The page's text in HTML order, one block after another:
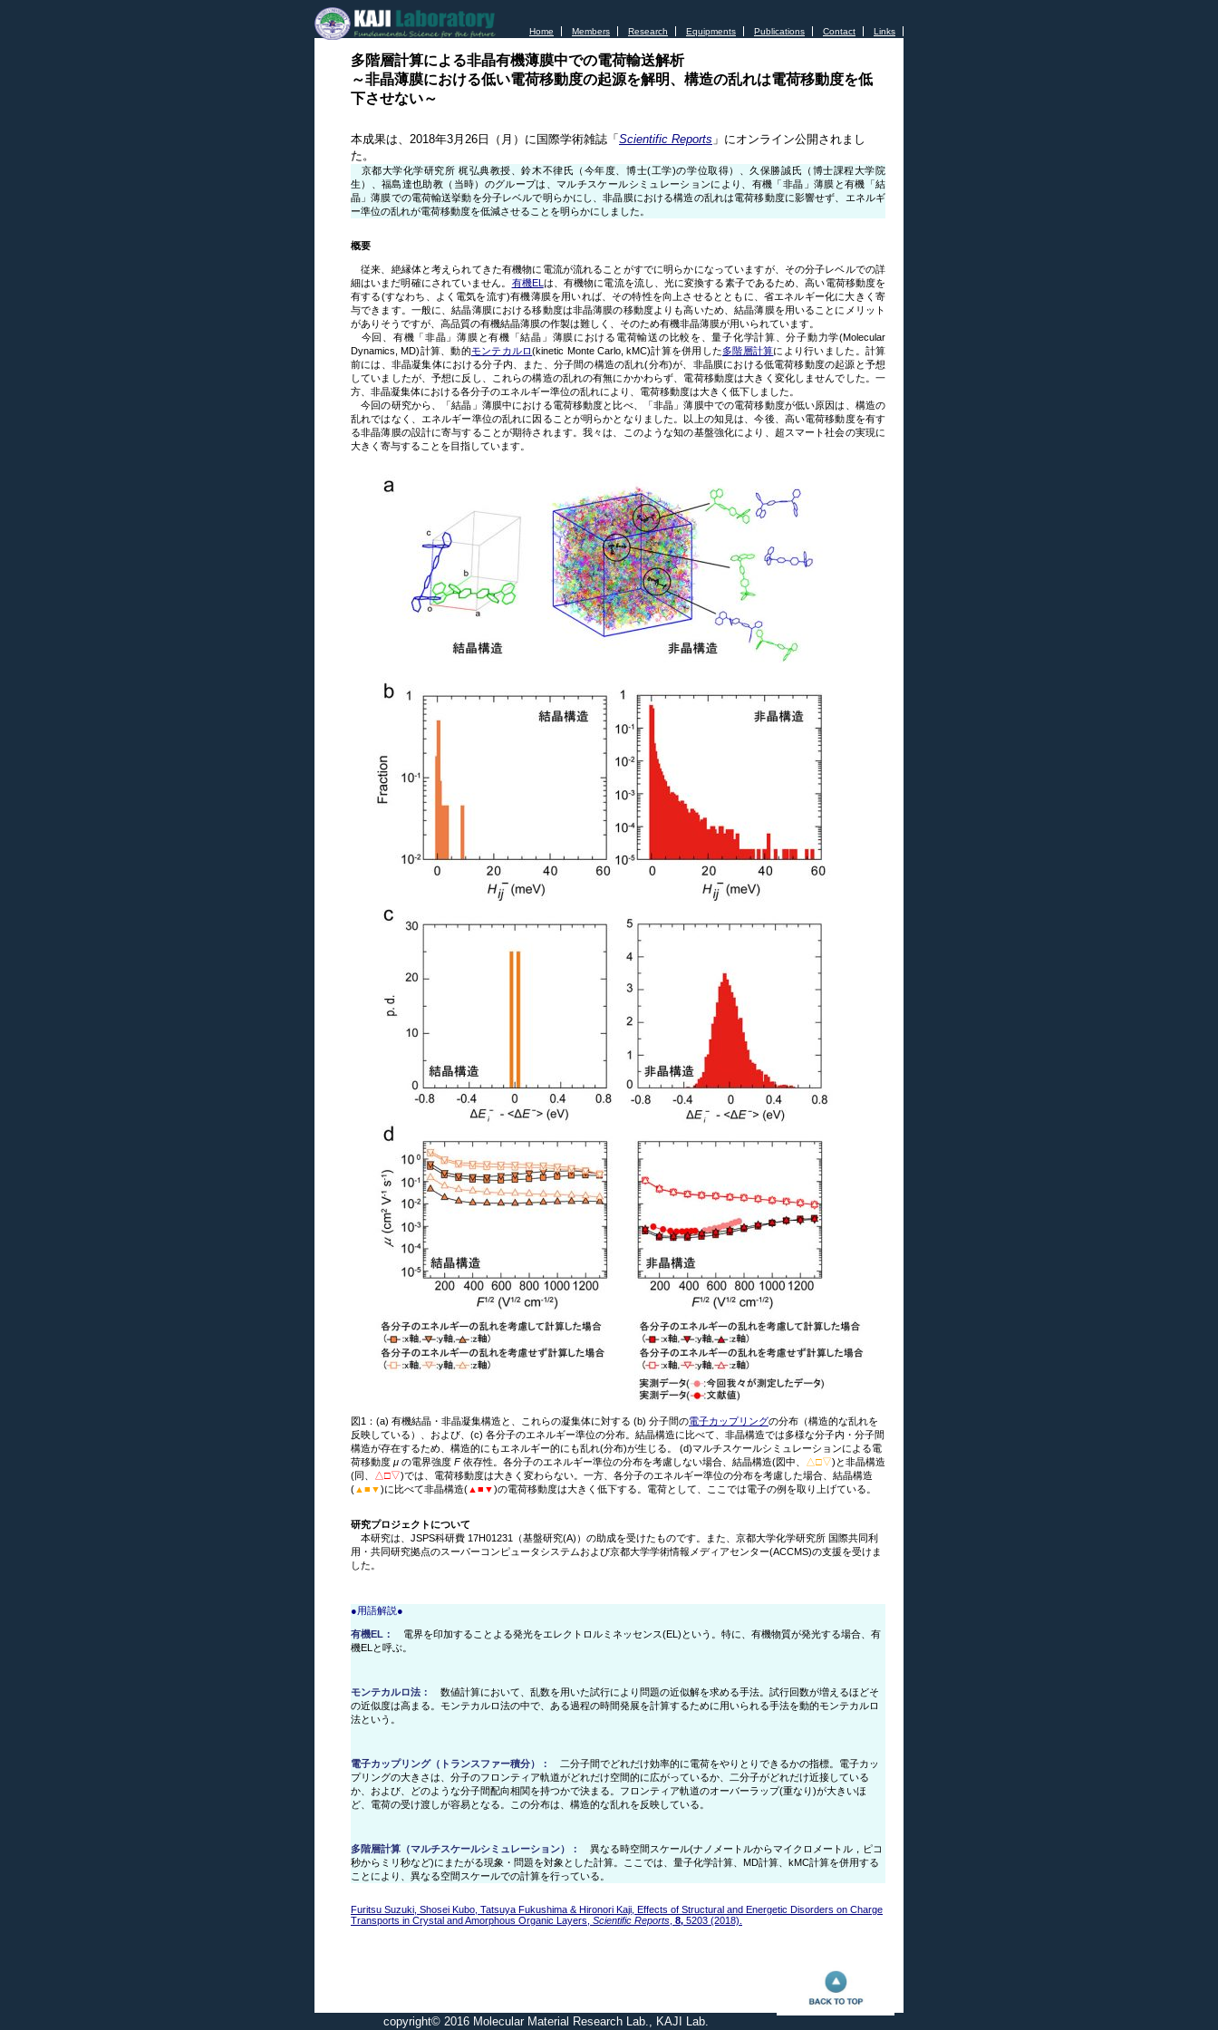
Home Members Research Equipments Publications Contact Links
多階層計算による非晶有機薄膜中での電荷輸送解析
～非晶薄膜における低い電荷移動度の起源を解明、構造の乱れは電荷移動度を低
下させない～
本成果は、2018年3月26日（月）に国際学術雑誌「Scientific Reports 」にオンライン公開されまし
た。
京都大学化学研究所 梶弘典教授、鈴木不律氏（今年度、博士(工学)の学位取得）、久保勝誠氏（博士課程大学院
生）、福島達也助教（当時）のグループは、マルチスケールシミュレーションにより、有機「非晶」薄膜と有機「結
晶」薄膜での電荷輸送挙動を分子レベルで明らかにし、非晶膜における構造の乱れは電荷移動度に影響せず、エネルギ
ー準位の乱れが電荷移動度を低減させることを明らかにしました。
概要
従来、絶縁体と考えられてきた有機物に電流が流れることがすでに明らかになっていますが、その分子レベルでの詳
細はいまだ明確にされていません。 有機EL は、有機物に電流を流し、光に変換する素子であるため、高い電荷移動度を
有する(すなわち、よく電気を流す)有機薄膜を用いれば、その特性を向上させるとともに、省エネルギー化に大きく寄
与できます。一般に、結晶薄膜における移動度は非晶薄膜の移動度よりも高いため、結晶薄膜を用いることにメリット
がありそうですが、高品質の有機結晶薄膜の作製は難しく、そのため有機非晶薄膜が用いられています。
今回、有機「非晶」薄膜と有機「結晶」薄膜における電荷輸送の比較を、量子化学計算、分子動力学(Molecular
Dynamics, MD)計算、動的モンテカルロ(kinetic Monte Carlo, kMC)計算を併用した多階層計算により行いました。計算
前には、非晶凝集体における分子内、また、分子間の構造の乱れ(分布)が、非晶膜における低電荷移動度の起源と予想
していましたが、予想に反し、これらの構造の乱れの有無にかかわらず、電荷移動度は大きく変化しませんでした。一
方、非晶凝集体における各分子のエネルギー準位の乱れにより、電荷移動度は大きく低下しました。
今回の研究から、「結晶」薄膜中における電荷移動度と比べ、「非晶」薄膜中での電荷移動度が低い原因は、構造の
乱れではなく、エネルギー準位の乱れに因ることが明らかとなりました。以上の知見は、今後、高い電荷移動度を有す
る非晶薄膜の設計に寄与することが期待されます。我々は、このような知の基盤強化により、超スマート社会の実現に
大きく寄与することを目指しています。
図1：(a) 有機結晶・非晶凝集構造と、これらの凝集体に対する (b) 分子間の電子カップリングの分布（構造的な乱れを
反映している）、および、(c) 各分子のエネルギー準位の分布。結晶構造に比べて、非晶構造では多様な分子内・分子間
構造が存在するため、構造的にもエネルギー的にも乱れ(分布)が生じる。 (d)マルチスケールシミュレーションによる電
荷移動度 μ の電界強度 F依存性。各分子のエネルギー準位の分布を考慮しない場合、結晶構造(図中、 △□▽)と非晶構造
(同、
△□▽)では、電荷移動度は大きく変わらない。一方、各分子のエネルギー準位の分布を考慮した場合、結晶構造
( ▲■▼)に比べて非晶構造( ▲■▼)の電荷移動度は大きく低下する。電荷として、ここでは電子の例を取り上げている。
研究プロジェクトについて
本研究は、JSPS科研費 17H01231（基盤研究(A)）の助成を受けたものです。また、京都大学化学研究所 国際共同利
用・共同研究拠点のスーパーコンピュータシステムおよび京都大学学術情報メディアセンター(ACCMS)の支援を受けま
した。
●用語解説●
有機EL：
電界を印加することよる発光をエレクトロルミネッセンス(EL)という。特に、有機物質が発光する場合、有
機ELと呼ぶ。
モンテカルロ法：
数値計算において、乱数を用いた試行により問題の近似解を求める手法。試行回数が増えるほどそ
の近似度は高まる。モンテカルロ法の中で、ある過程の時間発展を計算するために用いられる手法を動的モンテカルロ
法という。
電子カップリング（トランスファー積分）：
二分子間でどれだけ効率的に電荷をやりとりできるかの指標。電子カッ
プリングの大きさは、分子のフロンティア軌道がどれだけ空間的に広がっているか、二分子がどれだけ近接している
か、および、どのような分子間配向相関を持つかで決まる。フロンティア軌道のオーバーラップ(重なり)が大きいほ
ど、電荷の受け渡しが容易となる。この分布は、構造的な乱れを反映している。
多階層計算（マルチスケールシミュレーション）：
異なる時空間スケール(ナノメートルからマイクロメートル，ピコ
秒からミリ秒など)にまたがる現象・問題を対象とした計算。ここでは、量子化学計算、MD計算、kMC計算を併用する
ことにより、異なる空間スケールでの計算を行っている。
Furitsu Suzuki, Shosei Kubo, Tatsuya Fukushima & Hironori Kaji, Effects of Structural and Energetic Disorders on Charge
Transports in Crystal and Amorphous Organic Layers, Scientific Reports 8, 5203 (2018).
copyright© 2016 Molecular Material Research Lab., KAJI Lab.